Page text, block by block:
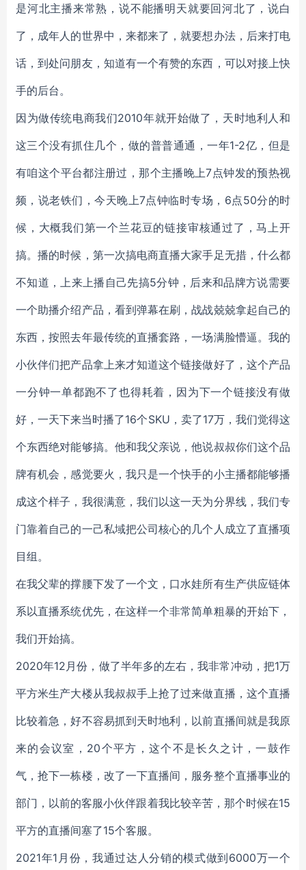
是河北主播来常熟，说不能播明天就要回河北了，说白
了，成年人的世界中，来都来了，就要想办法，后来打电
话，到处问朋友，知道有一个有赞的东西，可以对接上快
手的后台。
因为做传统电商我们2010年就开始做了，天时地利人和
这三个没有抓住几个，做的普普通通，一年1-2亿，但是
有咱这个平台都注册过，那个主播晚上7点钟发的预热视
频，说老铁们，今天晚上7点钟临时专场，6点50分的时
候，大概我们第一个兰花豆的链接审核通过了，马上开
搞。播的时候，第一次搞电商直播大家手足无措，什么都
不知道，上来上播自己先搞5分钟，后来和品牌方说需要
一个助播介绍产品，看到弹幕在刷，战战兢兢拿起自己的
东西，按照去年最传统的直播套路，一场满脸懵逼。我的
小伙伴们把产品拿上来才知道这个链接做好了，这个产品
一分钟一单都跑不了也得耗着，因为下一个链接没有做
好，一天下来当时播了16个SKU，卖了17万，我们觉得这
个东西绝对能够搞。他和我父亲说，他说叔叔你们这个品
牌有机会，感觉要火，我只是一个快手的小主播都能够播
成这个样子，我很满意，我们以这一天为分界线，我们专
门靠着自己的一己私域把公司核心的几个人成立了直播项
目组。
在我父辈的撑腰下发了一个文，口水娃所有生产供应链体
系以直播系统优先，在这样一个非常简单粗暴的开始下，
我们开始搞。
2020年12月份，做了半年多的左右，我非常冲动，把1万
平方米生产大楼从我叔叔手上抢了过来做直播，这个直播
比较着急，好不容易抓到天时地利，以前直播间就是我原
来的会议室，20个平方，这个不是长久之计，一鼓作
气，抢下一栋楼，改了一下直播间，服务整个直播事业的
部门，以前的客服小伙伴跟着我比较辛苦，那个时候在15
平方的直播间塞了15个客服。
2021年1月份，我通过达人分销的模式做到6000万一个